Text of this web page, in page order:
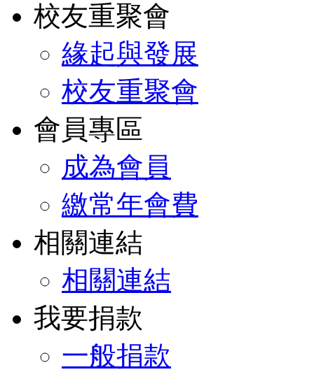
校友重聚會
緣起與發展
校友重聚會
會員專區
成為會員
繳常年會費
相關連結
相關連結
我要捐款
一般捐款